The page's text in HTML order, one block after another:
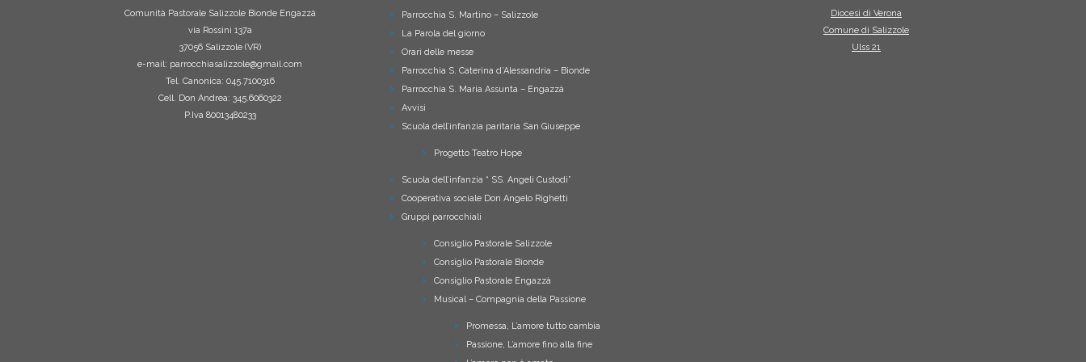
Comunità Pastorale Salizzole Bionde Engazzà
via Rossini 137a
37056 Salizzole (VR)
e-mail: parrocchiasalizzole@gmail.com
Tel. Canonica: 045.7100316
Cell. Don Andrea: 345.6060322
P.Iva 80013480233
Parrocchia S. Martino – Salizzole
La Parola del giorno
Orari delle messe
Parrocchia S. Caterina d’Alessandria – Bionde
Parrocchia S. Maria Assunta – Engazzà
Avvisi
Scuola dell’infanzia paritaria San Giuseppe
Progetto Teatro Hope
Scuola dell’infanzia “ SS. Angeli Custodi”
Cooperativa sociale Don Angelo Righetti
Gruppi parrocchiali
Consiglio Pastorale Salizzole
Consiglio Pastorale Bionde
Consiglio Pastorale Engazzà
Musical – Compagnia della Passione
Promessa, L’amore tutto cambia
Passione, L’amore fino alla fine
Diocesi di Verona
Comune di Salizzole
Ulss 21